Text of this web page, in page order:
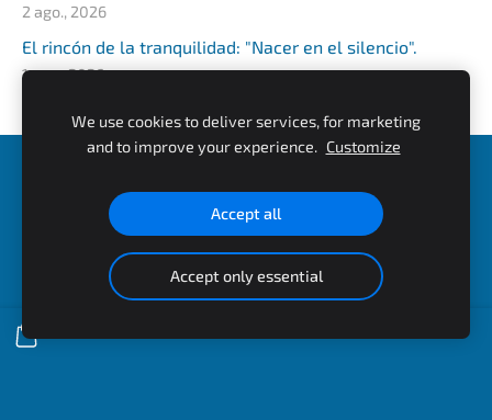
2 ago., 2026
El rincón de la tranquilidad: "Nacer en el silencio".
1 ago., 2026
uCreated withMozello- the world's easiest to use website
builder.
We use cookies to deliver services, for marketing
and to improve your experience. Customize
Accept all
Accept only essential